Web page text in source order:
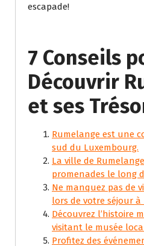
escapade!
7 Conseils
Découvrir
et ses
Rumelange est une
sud du Luxembourg.
La ville de
promenades le long
Ne manquez pas de
lors de votre séjour à
Découvrez l’histoire
visitant le musée
Profitez des